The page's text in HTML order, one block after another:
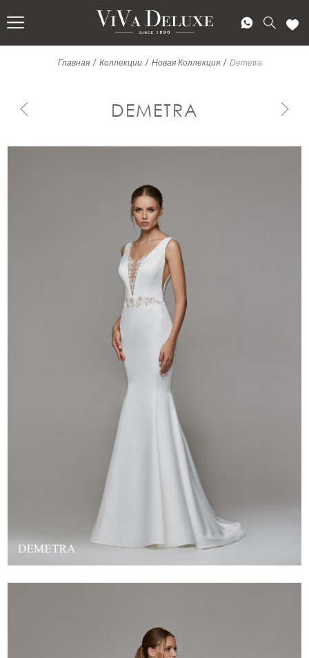
Главная/ Коллекции/ Новая Коллекция/ Demetra
DEMETRA